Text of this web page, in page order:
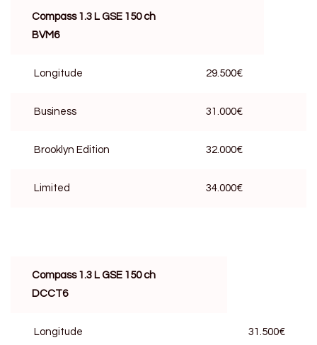
Compass 1.3 L GSE 150 ch
BVM6
Longitude 29.500€
Business 31.000€
Brooklyn Edition 32.000€
Limited 34.000€
Compass 1.3 L GSE 150 ch
DCCT6
Longitude 31.500€